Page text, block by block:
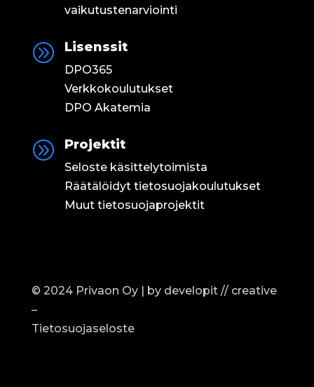
vaikutustenarviointi
A Lisenssit
DPO365
Verkkokoulutukset
DPO Akatemia
A Projektit
Seloste käsittelytoimista
Räätälöidyt tietosuojakoulutukset
Muut tietosuojaprojektit
© 2024 Privaon Oy | by developit // creative
–
Tietosuojaseloste